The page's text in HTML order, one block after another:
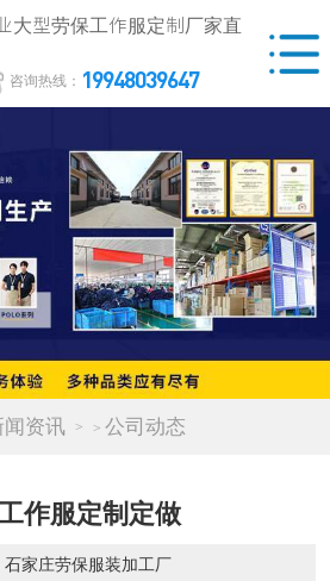
大型劳保工作服定制厂家直
咨询热线： 19948039647
闻资讯 > 公司动态
作服定制定做
石家庄劳保服装加工厂